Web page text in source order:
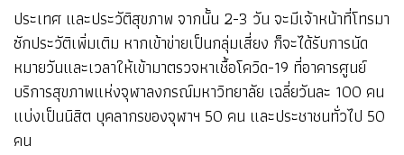
ประเทศ และประวัติสุขภาพ จากนั้น 2-3 วัน จะมีเจ้าหน้าที่โทรมา
ซักประวัติเพิ่มเติม หากเข้าข่ายเป็นกลุ่มเสี่ยง ก็จะได้รับการนัด
หมายวันและเวลาให้เข้ามาตรวจหาเชื้อโควิด-19 ที่อาคารศูนย์
บริการสุขภาพแห่งจุฬาลงกรณ์มหาวิทยาลัย เฉลี่ยวันละ 100 คน
แบ่งเป็นนิสิต บุคลากรของจุฬาฯ 50 คน และประชาชนทั่วไป 50
คน